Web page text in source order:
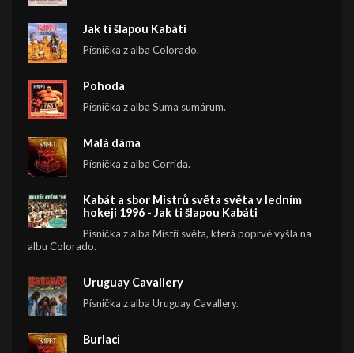
Jak ti šlapou Kabáti
Písnička z alba Colorado.
Pohoda
Písnička z alba Suma sumárum.
Malá dáma
Písnička z alba Corrida.
Kabát a sbor Mistrů světa světa v ledním
hokeji 1996 - Jak ti šlapou Kabáti
Písnička z alba Mistři světa, která poprvé vyšla na
albu Colorado.
Uruguay Cavallery
Písnička z alba Uruguay Cavallery.
Burlaci